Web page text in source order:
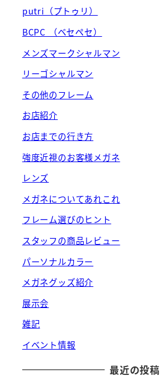
putri（プトゥリ）
BCPC （ベセペセ）
メンズマークシャルマン
リーゴシャルマン
その他のフレーム
お店紹介
お店までの行き方
強度近視のお客様メガネ
レンズ
メガネについてあれこれ
フレーム選びのヒント
スタッフの商品レビュー
パーソナルカラー
メガネグッズ紹介
展示会
雑記
イベント情報
最近の投稿